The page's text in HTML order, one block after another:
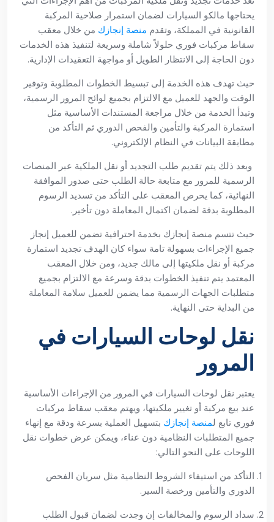
يحتاجها مالكو السيارات لضمان استمرار صلاحية المركبة
القانونية في المملكة، وتقدم منصة إنجازك من خلال معقب
سقاط مركبات فوري حلولاً شاملة وسريعة لتنفيذ هذه الخدمات
دون الحاجة إلى الانتظار الطويل أو مواجهة التعقيدات الإدارية.
حيث تهدف هذه الخدمة إلى تبسيط الخطوات المطلوبة وتوفير
الوقت والجهد للعميل مع الالتزام بجميع لوائح المرور الرسمية،
وتبدأ الخدمة من خلال مراجعة المستندات الأساسية مثل
استمارة المركبة والتأمين والفحص الدوري ثم التأكد من
مطابقة البيانات في النظام الإلكتروني.
وبعد ذلك يتم تقديم طلب التجديد أو نقل الملكية عبر المنصات
الرسمية للمرور مع متابعة حالة الطلب حتى صدور الموافقة
النهائية، كما يحرص المعقب على التأكد من تسديد الرسوم
المطلوبة بدقة لضمان اكتمال المعاملة دون تأخير.
حيث تتسم منصة إنجازك بخدمة احترافية تضمن للعميل إنجاز
جميع الإجراءات بسهولة تامة سواء كان الهدف تجديد استمارة
مركبة أو نقل ملكيتها إلى مالك جديد، ومن خلال المعقب
المعتمد يتم تنفيذ الخطوات بدقة وسرعة مع الالتزام بجميع
متطلبات الجهات الرسمية مما يضمن للعميل سلامة المعاملة
من البداية حتى النهاية.
نقل لوحات السيارات في
المرور
يعتبر نقل لوحات السيارات في المرور من الإجراءات الأساسية
عند بيع مركبة أو تغيير ملكيتها، ويهتم معقب سقاط مركبات
فوري تابع لمنصة إنجازك بتسهيل العملية بسرعة ودقة مع إنهاء
جميع المتطلبات النظامية دون عناء، ويمكن عرض خطوات نقل
اللوحات على النحو التالي:
التأكد من استيفاء الشروط النظامية مثل سريان الفحص
الدوري والتأمين ورخصة السير.
سداد الرسوم والمخالفات إن وجدت لضمان قبول الطلب